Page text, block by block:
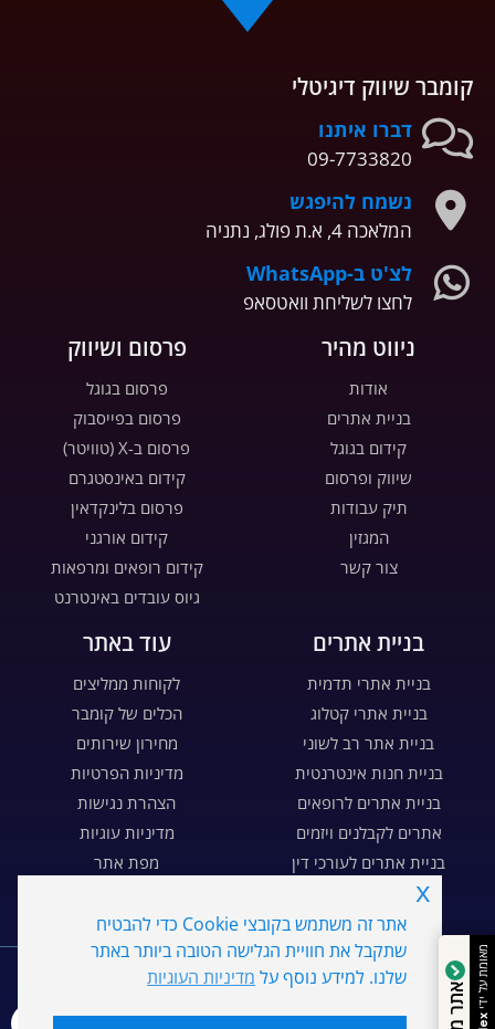
קומבר שיווק דיגיטלי
דברו איתנו
09-7733820
נשמח להיפגש
המלאכה 4, א.ת פולג, נתניה
לצ'ט ב-WhatsApp
לחצו לשליחת וואטסאפ
ניווט מהיר
אודות
בניית אתרים
קידום בגוגל
שיווק ופרסום
תיק עבודות
המגזין
צור קשר
פרסום ושיווק
פרסום בגוגל
פרסום בפייסבוק
פרסום ב-X (טוויטר)
קידום באינסטגרם
פרסום בלינקדאין
קידום אורגני
קידום רופאים ומרפאות
גיוס עובדים באינטרנט
בניית אתרים
בניית אתרי תדמית
בניית אתרי קטלוג
בניית אתר רב לשוני
בניית חנות אינטרנטית
בניית אתרים לרופאים
אתרים לקבלנים ויזמים
בניית אתרים לעורכי דין
בניית דפי נחיתה
עוד באתר
לקוחות ממליצים
הכלים של קומבר
מחירון שירותים
מדיניות הפרטיות
הצהרת נגישות
מדיניות עוגיות
מפת אתר
WE MARKETING מאומת על ידי
אתר זה משתמש בקובצי Cookie כדי להבטיח
שתקבל את חוויית הגלישה הטובה ביותר באתר
שלנו. למידע נוסף על מדיניות העוגיות
x